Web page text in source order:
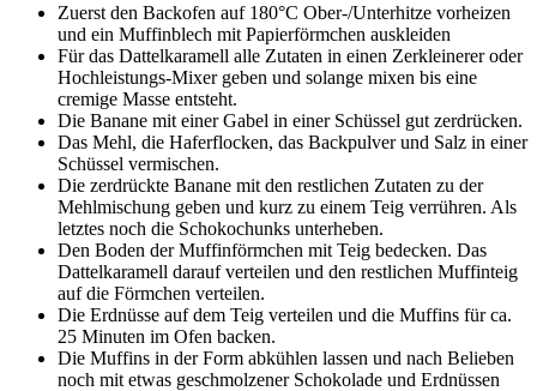
Zuerst den Backofen auf 180°C Ober-/Unterhitze vorheizen
und ein Muffinblech mit Papierförmchen auskleiden
Für das Dattelkaramell alle Zutaten in einen Zerkleinerer oder
Hochleistungs-Mixer geben und solange mixen bis eine
cremige Masse entsteht.
Die Banane mit einer Gabel in einer Schüssel gut zerdrücken.
Das Mehl, die Haferflocken, das Backpulver und Salz in einer
Schüssel vermischen.
Die zerdrückte Banane mit den restlichen Zutaten zu der
Mehlmischung geben und kurz zu einem Teig verrühren. Als
letztes noch die Schokochunks unterheben.
Den Boden der Muffinförmchen mit Teig bedecken. Das
Dattelkaramell darauf verteilen und den restlichen Muffinteig
auf die Förmchen verteilen.
Die Erdnüsse auf dem Teig verteilen und die Muffins für ca.
25 Minuten im Ofen backen.
Die Muffins in der Form abkühlen lassen und nach Belieben
noch mit etwas geschmolzener Schokolade und Erdnüssen